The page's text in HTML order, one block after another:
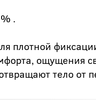
.
плотной
ощущения
тело от